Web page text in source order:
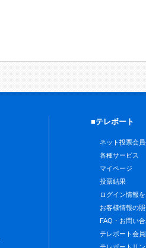
■テレボート
ネット投票会
各種サービス
マイページ
投票結果
ログイン情報
お客様情報の
FAQ・お問い
テレボート会